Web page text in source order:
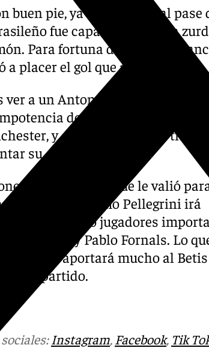
buen pie, ya que de un mal pase
fue capaz de sacar un
Para fortuna de los
a placer el gol que abría la lata.
a un Antony celebrándolo con
de un jugador, que no
y que en Heliópolis tiene la
su corta carrera.
del brasileño, que le valió para
queda ver como Pellegrini irá
recuperando jugadores
Lo Celso y Pablo Fornals. Lo
Antony aportará mucho al
partido.
Instagram, Facebook, Tik